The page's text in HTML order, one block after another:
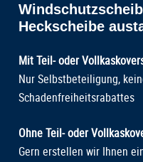
Heckscheibe
Mit Teil- oder
Nur Selbstbeteiligung,
Schadenfreiheitsrabattes
Ohne Teil- oder
Gern erstellen wir Ihnen